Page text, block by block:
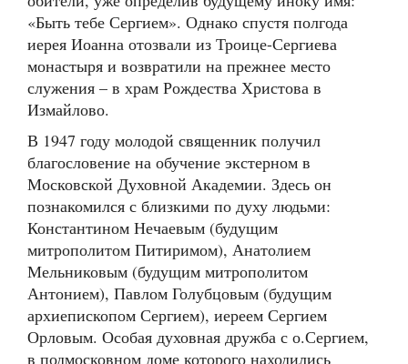
«Быть тебе Сергием». Однако спустя полгода
иерея Иоанна отозвали из Троице-Сергиева
монастыря и возвратили на прежнее место
служения – в храм Рождества Христова в
Измайлово.
В 1947 году молодой священник получил
благословение на обучение экстерном в
Московской Духовной Академии. Здесь он
познакомился с близкими по духу людьми:
Константином Нечаевым (будущим
митрополитом Питиримом), Анатолием
Мельниковым (будущим митрополитом
Антонием), Павлом Голубцовым (будущим
архиепископом Сергием), иереем Сергием
Орловым. Особая духовная дружба с о.Сергием,
в подмосковном доме которого находились